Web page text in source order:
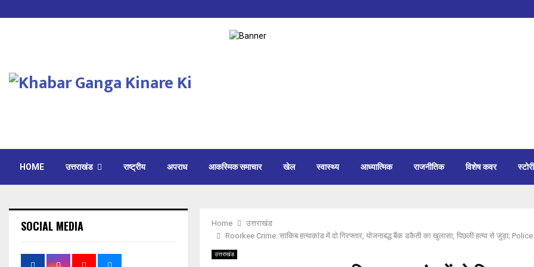
HOME उत्तराखंड राष्ट्रीय अपराध आकस्मिक समाचार खेल स्वास्थ्य आध्यात्मिक राजनीतिक विशेष कवर स्टोरी
Home
उत्तराखंड
Roorkee Crime: साकिब हत्याकांड में दो गिरफ्तार, योजनाबद्ध बैंक डकैती का खुलासा, पिछली हत्या से जुड़ा; Police
उत्तराखंड
SOCIAL MEDIA